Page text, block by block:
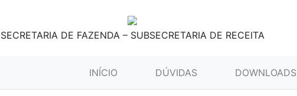
SECRETARIA DE FAZENDA – SUBSECRETARIA DE RECEITA
INÍCIO (CURRENT)DÚVIDAS DOWNLOADS